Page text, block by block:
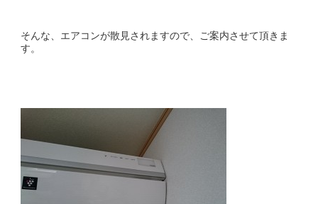
そんな、エアコンが散見されますので、ご案内させて頂きま
す。